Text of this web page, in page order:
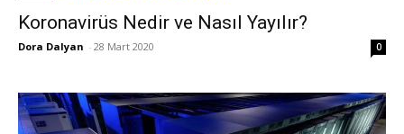
Koronavirüs Nedir ve Nasıl Yayılır?
Dora Dalyan - 28 Mart 2020 0